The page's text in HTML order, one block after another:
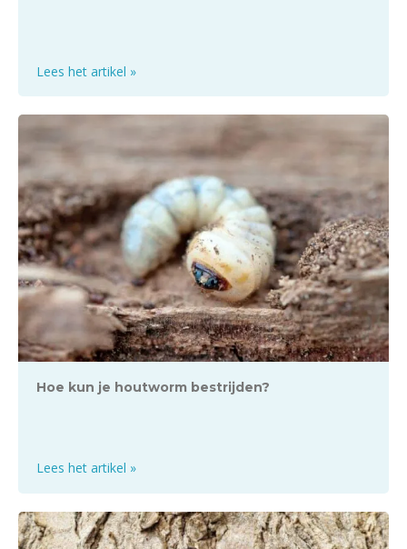
Lees het artikel »
Hoe kun je houtworm bestrijden?
Lees het artikel »